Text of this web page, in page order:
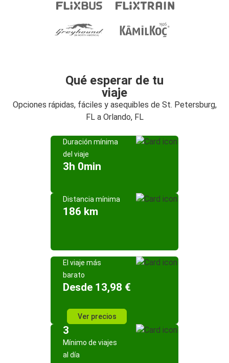
Qué esperar de tu
viaje
Opciones rápidas, fáciles y asequibles de St. Petersburg,
FL a Orlando, FL
Duración mínima
del viaje
3h 0min
Distancia mínima
186 km
El viaje más
barato
Desde 13,98 €
Ver precios
3
Mínimo de viajes
al día